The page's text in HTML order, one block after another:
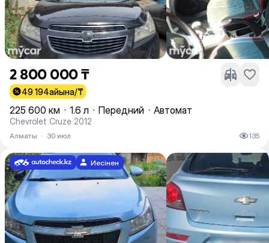
2 800 000 ₸
49 194айына/₸
225 600 км · 1.6 л · Передний · Автомат
Chevrolet Cruze 2012
Алматы · 30 июл 135
Иесінен